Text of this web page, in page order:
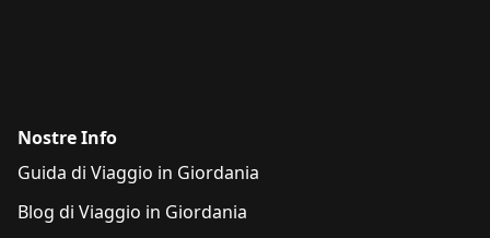
Nostre Info
Guida di Viaggio in Giordania
Blog di Viaggio in Giordania